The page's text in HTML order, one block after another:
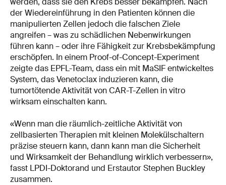
der Wiedereinführung in den Patienten können die
manipulierten Zellen jedoch die falschen Ziele
angreifen – was zu schädlichen Nebenwirkungen
führen kann – oder ihre Fähigkeit zur Krebsbekämpfung
erschöpfen. In einem Proof-of-Concept-Experiment
zeigte das EPFL-Team, dass ein mit MaSIF entwickeltes
System, das Venetoclax induzieren kann, die
tumortötende Aktivität von CAR-T-Zellen in vitro
wirksam einschalten kann.
«Wenn man die räumlich-zeitliche Aktivität von
zellbasierten Therapien mit kleinen Molekülschaltern
präzise steuern kann, dann kann man die Sicherheit
und Wirksamkeit der Behandlung wirklich verbessern»,
fasst LPDI-Doktorand und Erstautor Stephen Buckley
zusammen.